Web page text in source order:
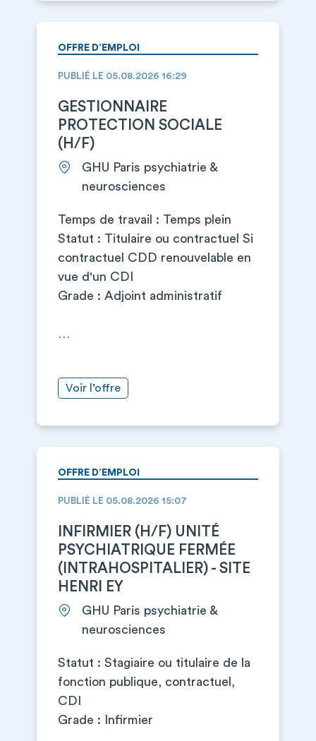
OFFRE D’EMPLOI
PUBLIÉ LE 05.08.2026 16:29
GESTIONNAIRE
PROTECTION SOCIALE
(H/F)
GHU Paris psychiatrie &
neurosciences
Temps de travail : Temps plein
Statut : Titulaire ou contractuel Si
contractuel CDD renouvelable en
vue d'un CDI
Grade : Adjoint administratif
…
Voir l’offre
OFFRE D’EMPLOI
PUBLIÉ LE 05.08.2026 15:07
INFIRMIER (H/F) UNITÉ
PSYCHIATRIQUE FERMÉE
(INTRAHOSPITALIER) - SITE
HENRI EY
GHU Paris psychiatrie &
neurosciences
Statut : Stagiaire ou titulaire de la
fonction publique, contractuel,
CDI
Grade : Infirmier